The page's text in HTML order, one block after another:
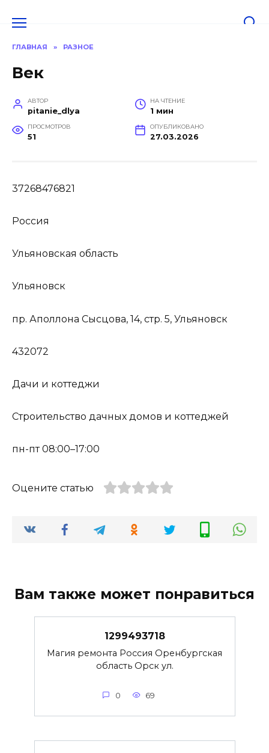
ГЛАВНАЯ » РАЗНОЕ
Век
АВТОР
pitanie_dlya
НА ЧТЕНИЕ
1 мин
ПРОСМОТРОВ
51
ОПУБЛИКОВАНО
27.03.2026
37268476821
Россия
Ульяновская область
Ульяновск
пр. Аполлона Сысцова, 14, стр. 5, Ульяновск
432072
Дачи и коттеджи
Строительство дачных домов и коттеджей
пн-пт 08:00–17:00
Оцените статью
Вам также может понравиться
1299493718
Магия ремонта Россия Оренбургская
область Орск ул.
0 69